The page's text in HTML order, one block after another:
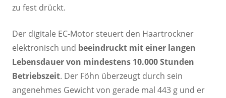
zu fest drückt.
Der digitale EC-Motor steuert den Haartrockner
elektronisch und beeindruckt mit einer langen
Lebensdauer von mindestens 10.000 Stunden
Betriebszeit. Der Föhn überzeugt durch sein
angenehmes Gewicht von gerade mal 443 g und er